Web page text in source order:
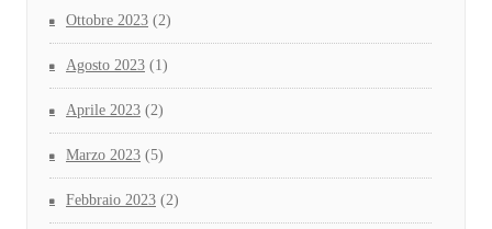
Ottobre 2023 (2)
Agosto 2023 (1)
Aprile 2023 (2)
Marzo 2023 (5)
Febbraio 2023 (2)